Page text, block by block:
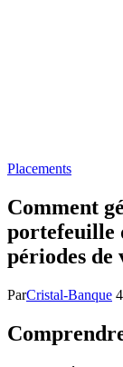
Placements
Comment
portefeuille
périodes
ParCristal-Banque